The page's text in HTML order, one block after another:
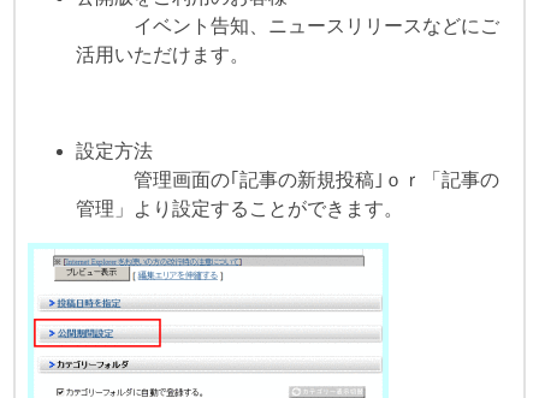
イベント告知、ニュースリリースなどにご
活用いただけます。
設定方法
管理画面の｢記事の新規投稿｣ｏｒ「記事の
管理」より設定することができます。